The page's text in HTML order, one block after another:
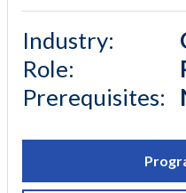
Industry:
Role:
Prerequisites: